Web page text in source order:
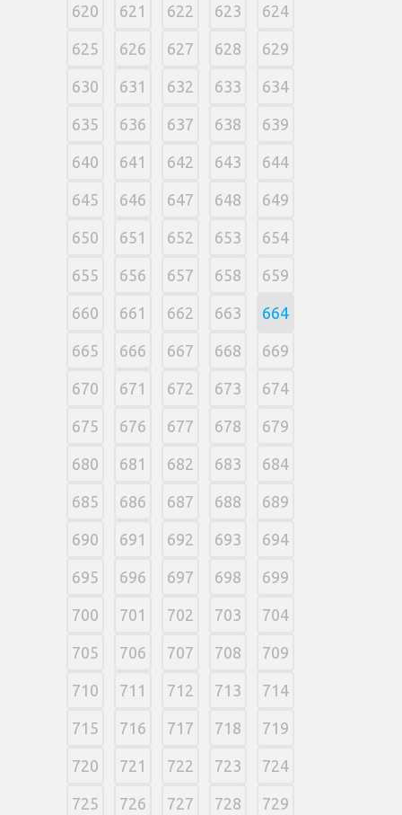
620 621 622 623 624
625 626 627 628 629
630 631 632 633 634
635 636 637 638 639
640 641 642 643 644
645 646 647 648 649
650 651 652 653 654
655 656 657 658 659
660 661 662 663 664
665 666 667 668 669
670 671 672 673 674
675 676 677 678 679
680 681 682 683 684
685 686 687 688 689
690 691 692 693 694
695 696 697 698 699
700 701 702 703 704
705 706 707 708 709
710 711 712 713 714
715 716 717 718 719
720 721 722 723 724
725 726 727 728 729